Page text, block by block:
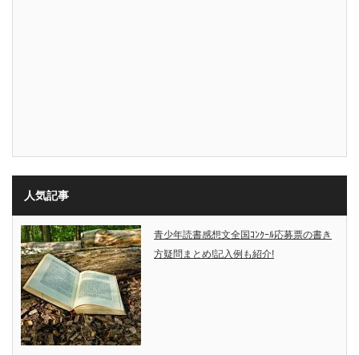
人気記事
青少年読書感想文全国ｺﾝｸｰﾙ応募票の書き
方疑問まとめ!記入例も紹介!